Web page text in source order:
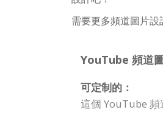
需要更多頻道圖片設
YouTube 頻道
可定制的：
這個 YouTube 頻